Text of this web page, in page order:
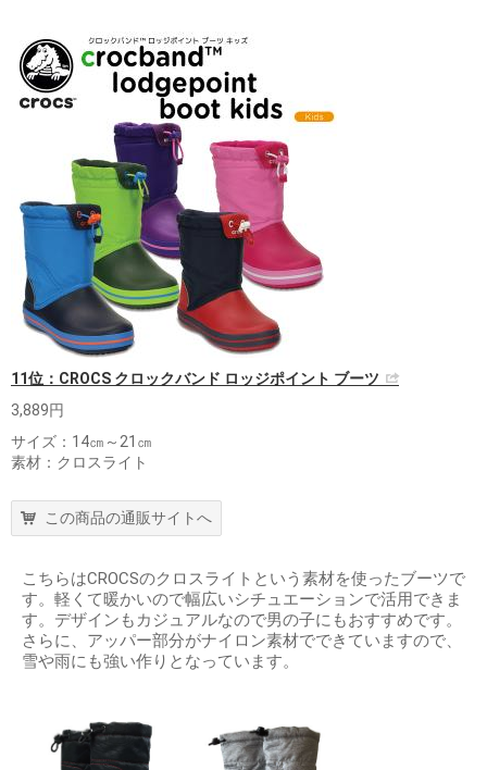
11位：CROCS クロックバンド ロッジポイント ブーツ
3,889円
サイズ：14㎝～21㎝
素材：クロスライト
この商品の通販サイトへ
こちらはCROCSのクロスライトという素材を使ったブーツで
す。軽くて暖かいので幅広いシチュエーションで活用できま
す。デザインもカジュアルなので男の子にもおすすめです。
さらに、アッパー部分がナイロン素材でできていますので、
雪や雨にも強い作りとなっています。